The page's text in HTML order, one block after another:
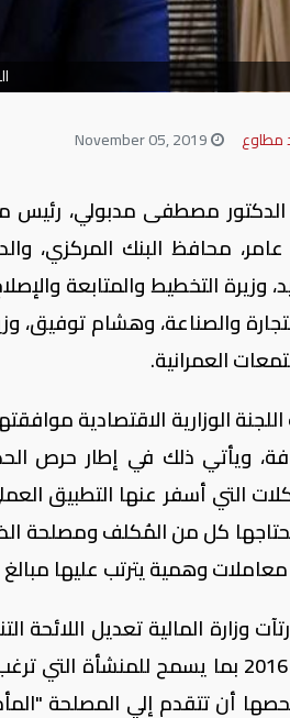
مصطفى مدبولي، رئيس
محافظ البنك المركزي،
وزيرة التخطيط والمتابعة
والصناعة، وهشام توفيق،
العمرانية.
الوزارية الاقتصادية
ويأتي ذلك في إطار حرص
التي أسفر عنها التطبيق
كل من المُكلف ومصلحة
وهمية يترتب عليها
لسنة 2016 بما يسمح للمنشأة
أن تتقدم إلي المصلحة